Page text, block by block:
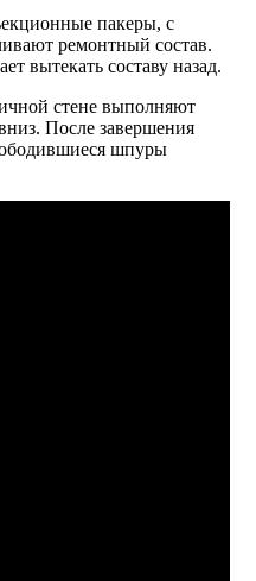
пакеры, с
ремонтный состав.
вытекать составу назад.
стене выполняют
После завершения
шпуры